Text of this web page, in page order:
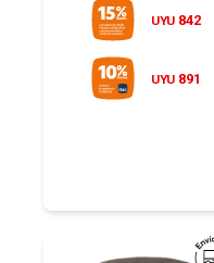
UYU 842
UYU 891